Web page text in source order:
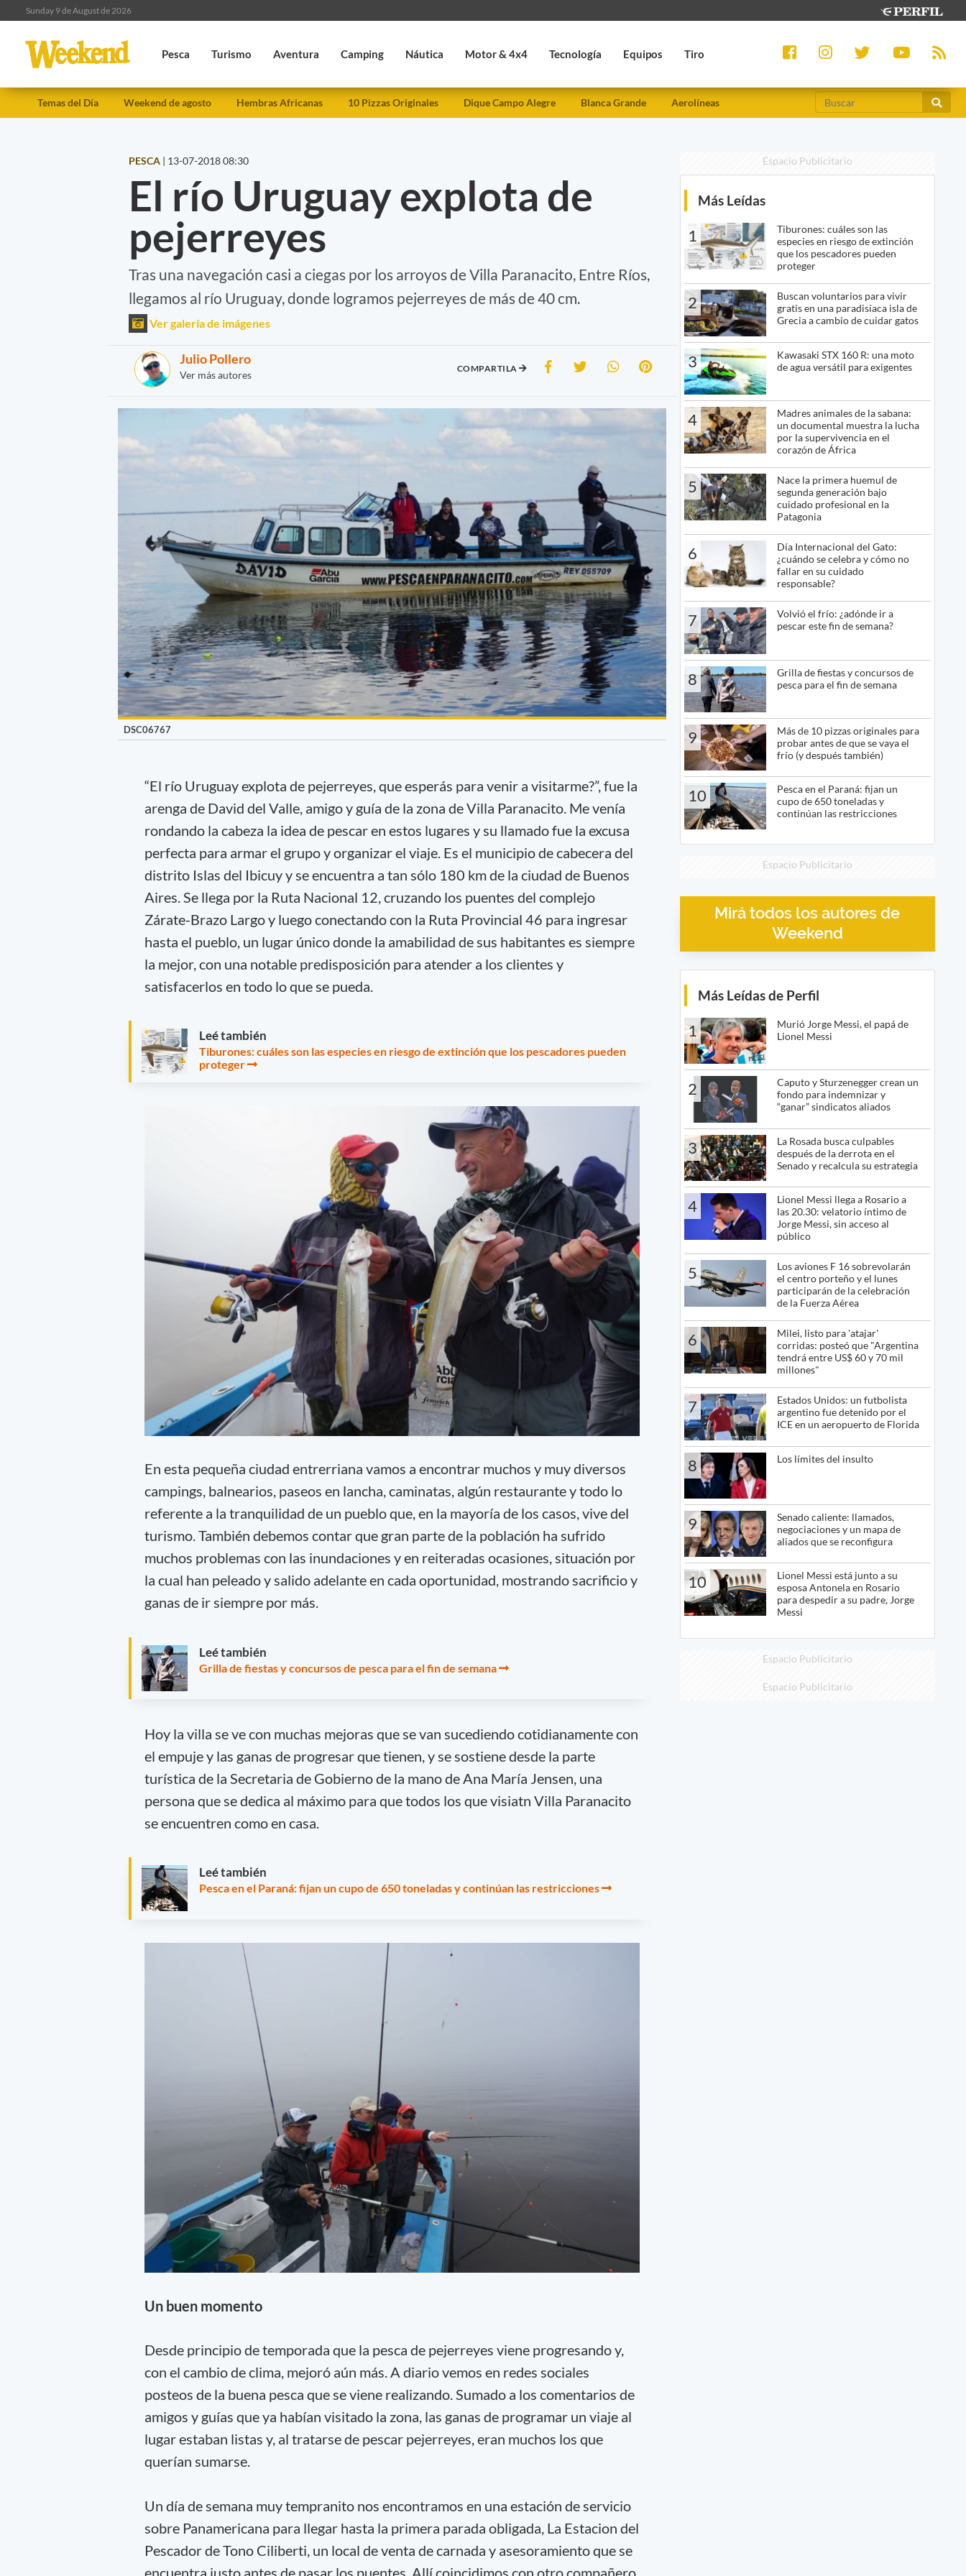
Sunday 9 de August de 2026
Pesca Turismo Aventura Camping Náutica Motor & 4x4 Tecnología Equipos Tiro
Temas del Día Weekend de agosto Hembras Africanas 10 Pizzas Originales Dique Campo Alegre Blanca Grande Aerolíneas
PESCA | 13-07-2018 08:30
El río Uruguay explota de
pejerreyes
Tras una navegación casi a ciegas por los arroyos de Villa Paranacito, Entre Ríos,
llegamos al río Uruguay, donde logramos pejerreyes de más de 40 cm.
Ver galería de imágenes
Julio Pollero
Ver más autores
COMPARTILA
DSC06767
“El río Uruguay explota de pejerreyes, que esperás para venir a visitarme?”, fue la
arenga de David del Valle, amigo y guía de la zona de Villa Paranacito. Me venía
rondando la cabeza la idea de pescar en estos lugares y su llamado fue la excusa
perfecta para armar el grupo y organizar el viaje. Es el municipio de cabecera del
distrito Islas del Ibicuy y se encuentra a tan sólo 180 km de la ciudad de Buenos
Aires. Se llega por la Ruta Nacional 12, cruzando los puentes del complejo
Zárate-Brazo Largo y luego conectando con la Ruta Provincial 46 para ingresar
hasta el pueblo, un lugar único donde la amabilidad de sus habitantes es siempre
la mejor, con una notable predisposición para atender a los clientes y
satisfacerlos en todo lo que se pueda.
Leé también
Tiburones: cuáles son las especies en riesgo de extinción que los pescadores pueden
proteger
En esta pequeña ciudad entrerriana vamos a encontrar muchos y muy diversos
campings, balnearios, paseos en lancha, caminatas, algún restaurante y todo lo
referente a la tranquilidad de un pueblo que, en la mayoría de los casos, vive del
turismo. También debemos contar que gran parte de la población ha sufrido
muchos problemas con las inundaciones y en reiteradas ocasiones, situación por
la cual han peleado y salido adelante en cada oportunidad, mostrando sacrificio y
ganas de ir siempre por más.
Leé también
Grilla de fiestas y concursos de pesca para el fin de semana
Hoy la villa se ve con muchas mejoras que se van sucediendo cotidianamente con
el empuje y las ganas de progresar que tienen, y se sostiene desde la parte
turística de la Secretaria de Gobierno de la mano de Ana María Jensen, una
persona que se dedica al máximo para que todos los que visiatn Villa Paranacito
se encuentren como en casa.
Leé también
Pesca en el Paraná: fijan un cupo de 650 toneladas y continúan las restricciones
Un buen momento
Desde principio de temporada que la pesca de pejerreyes viene progresando y,
con el cambio de clima, mejoró aún más. A diario vemos en redes sociales
posteos de la buena pesca que se viene realizando. Sumado a los comentarios de
amigos y guías que ya habían visitado la zona, las ganas de programar un viaje al
lugar estaban listas y, al tratarse de pescar pejerreyes, eran muchos los que
querían sumarse.
Un día de semana muy tempranito nos encontramos en una estación de servicio
sobre Panamericana para llegar hasta la primera parada obligada, La Estacion del
Pescador de Tono Ciliberti, un local de venta de carnada y asesoramiento que se
encuentra justo antes de pasar los puentes. Allí coincidimos con otro compañero,
Espacio Publicitario
Más Leídas
1
Tiburones: cuáles son las
especies en riesgo de extinción
que los pescadores pueden
proteger
2
Buscan voluntarios para vivir
gratis en una paradisíaca isla de
Grecia a cambio de cuidar gatos
3
Kawasaki STX 160 R: una moto
de agua versátil para exigentes
4
Madres animales de la sabana:
un documental muestra la lucha
por la supervivencia en el
corazón de África
5
Nace la primera huemul de
segunda generación bajo
cuidado profesional en la
Patagonia
6
Día Internacional del Gato:
¿cuándo se celebra y cómo no
fallar en su cuidado
responsable?
7
Volvió el frío: ¿adónde ir a
pescar este fin de semana?
8
Grilla de fiestas y concursos de
pesca para el fin de semana
9
Más de 10 pizzas originales para
probar antes de que se vaya el
frío (y después también)
10
Pesca en el Paraná: fijan un
cupo de 650 toneladas y
continúan las restricciones
Espacio Publicitario
Mirá todos los autores de
Weekend
Más Leídas de Perfil
1
Murió Jorge Messi, el papá de
Lionel Messi
2
Caputo y Sturzenegger crean un
fondo para indemnizar y
“ganar” sindicatos aliados
3
La Rosada busca culpables
después de la derrota en el
Senado y recalcula su estrategia
4
Lionel Messi llega a Rosario a
las 20.30: velatorio íntimo de
Jorge Messi, sin acceso al
público
5
Los aviones F 16 sobrevolarán
el centro porteño y el lunes
participarán de la celebración
de la Fuerza Aérea
6
Milei, listo para 'atajar'
corridas: posteó que "Argentina
tendrá entre US$ 60 y 70 mil
millones"
7
Estados Unidos: un futbolista
argentino fue detenido por el
ICE en un aeropuerto de Florida
8 Los límites del insulto
9
Senado caliente: llamados,
negociaciones y un mapa de
aliados que se reconfigura
10
Lionel Messi está junto a su
esposa Antonela en Rosario
para despedir a su padre, Jorge
Messi
Espacio Publicitario
Espacio Publicitario